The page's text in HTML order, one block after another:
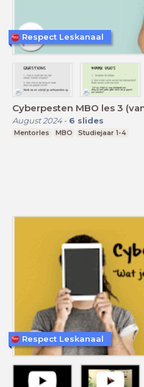
Cyberpesten MBO les 3
August 2024- 6 slides
Mentorles MBO Studiejaar 1-4
Respect Leskanaal
Respect Leskanaal